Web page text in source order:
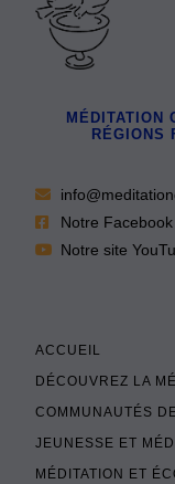
MÉDITATION
RÉGIONS
Notre Facebook
Notre site
ACCUEIL
DÉCOUVREZ LA
COMMUNAUTÉS
JEUNESSE ET
MÉDITATION ET